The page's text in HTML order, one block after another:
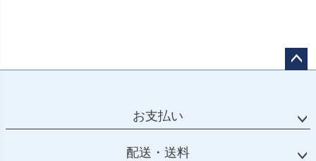
お支払い
配送・送料